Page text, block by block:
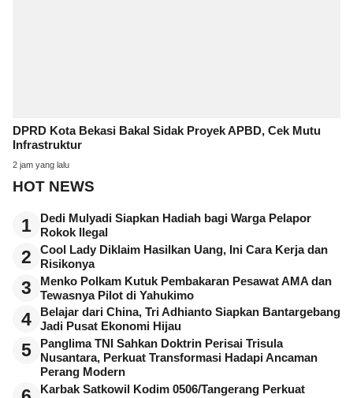
DPRD Kota Bekasi Bakal Sidak Proyek APBD, Cek Mutu
Infrastruktur
2 jam yang lalu
HOT NEWS
1
Dedi Mulyadi Siapkan Hadiah bagi Warga Pelapor
Rokok Ilegal
2
Cool Lady Diklaim Hasilkan Uang, Ini Cara Kerja dan
Risikonya
3
Menko Polkam Kutuk Pembakaran Pesawat AMA dan
Tewasnya Pilot di Yahukimo
4
Belajar dari China, Tri Adhianto Siapkan Bantargebang
Jadi Pusat Ekonomi Hijau
5
Panglima TNI Sahkan Doktrin Perisai Trisula
Nusantara, Perkuat Transformasi Hadapi Ancaman
Perang Modern
Karbak Satkowil Kodim 0506/Tangerang Perkuat